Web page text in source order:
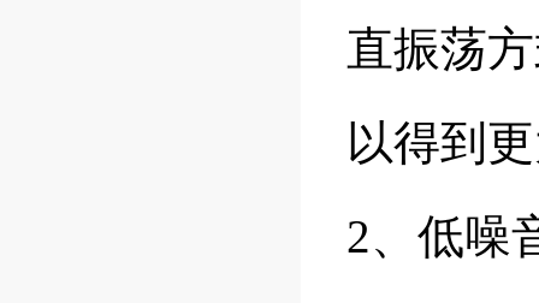
直振荡
以得到
2、低噪